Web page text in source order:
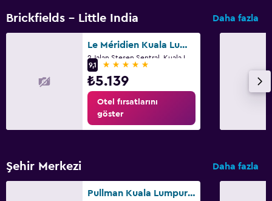
Brickfields - Little India Daha fazla
Le Méridien Kuala Lumpur
9,1
5 yıldız
₺5.139
Otel fırsatlarını
göster
Şehir Merkezi Daha fazla
Pullman Kuala Lumpur City Centre - Hotel & Residences